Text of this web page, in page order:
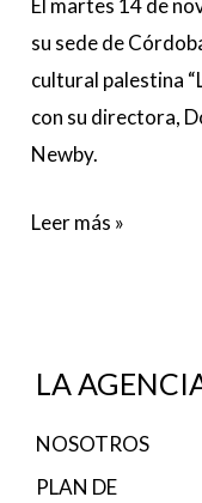
El martes 14 de
su sede de
cultural palestina
con su directora,
Newby.
Leer más »
LA
NOSOTROS
PLAN DE